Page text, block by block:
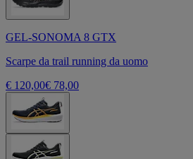
GEL-SONOMA 8 GTX
Scarpe da trail running da uomo
€ 120,00€ 78,00